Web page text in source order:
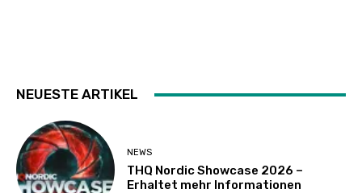
NEUESTE ARTIKEL
NEWS
THQ Nordic Showcase 2026 –
Erhaltet mehr Informationen